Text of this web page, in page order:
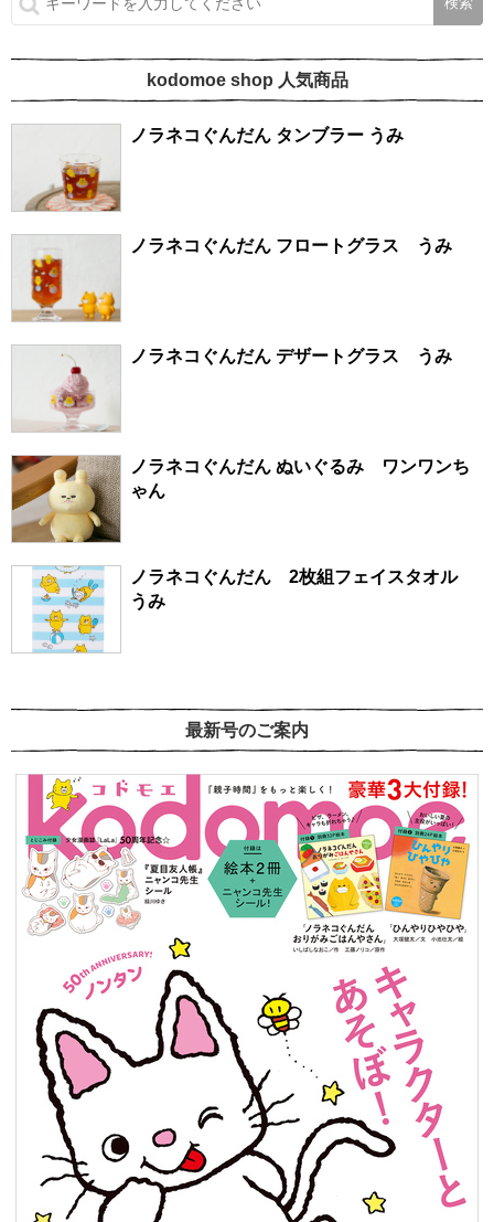
kodomoe shop 人気商品
ノラネコぐんだん タンブラー うみ
ノラネコぐんだん フロートグラス うみ
ノラネコぐんだん デザートグラス うみ
ノラネコぐんだん ぬいぐるみ ワンワンち
ゃん
ノラネコぐんだん 2枚組フェイスタオル
うみ
最新号のご案内